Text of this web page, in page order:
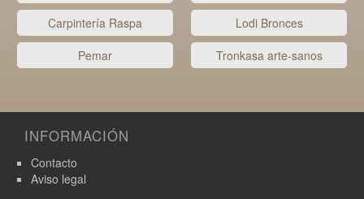
Carpintería Raspa
Lodi Bronces
Pemar
Tronkasa arte-sanos
INFORMACIÓN
Contacto
Aviso legal